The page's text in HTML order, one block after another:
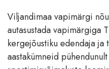
Viljandimaa vapimärgi
autasustada vapimärgiga
kergejõustiku edendaja
aastakümneid